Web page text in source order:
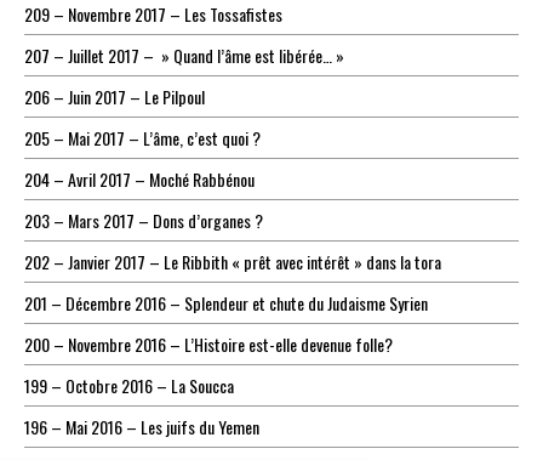
209 – Novembre 2017 – Les Tossafistes
207 – Juillet 2017 – » Quand l’âme est libérée… »
206 – Juin 2017 – Le Pilpoul
205 – Mai 2017 – L’âme, c’est quoi ?
204 – Avril 2017 – Moché Rabbénou
203 – Mars 2017 – Dons d’organes ?
202 – Janvier 2017 – Le Ribbith « prêt avec intérêt » dans la tora
201 – Décembre 2016 – Splendeur et chute du Judaisme Syrien
200 – Novembre 2016 – L’Histoire est-elle devenue folle?
199 – Octobre 2016 – La Soucca
196 – Mai 2016 – Les juifs du Yemen